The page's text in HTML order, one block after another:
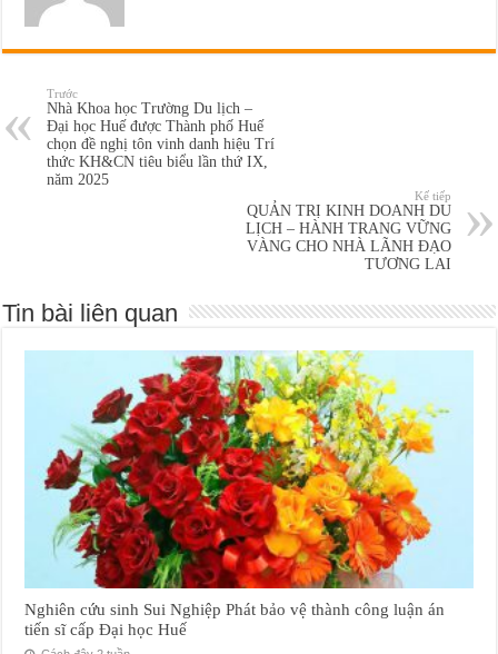
Trước
Nhà Khoa học Trường Du lịch –
Đại học Huế được Thành phố Huế
chọn đề nghị tôn vinh danh hiệu Trí
thức KH&CN tiêu biểu lần thứ IX,
năm 2025
Kế tiếp
QUẢN TRỊ KINH DOANH DU
LỊCH – HÀNH TRANG VỮNG
VÀNG CHO NHÀ LÃNH ĐẠO
TƯƠNG LAI
Tin bài liên quan
Nghiên cứu sinh Sui Nghiệp Phát bảo vệ thành công luận án
tiến sĩ cấp Đại học Huế